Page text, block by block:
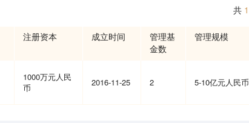
共 1
注册资本 成立时间
管理基
金数
管理规模
1000万元人民
币
2016-11-25 2 5-10亿元人民币